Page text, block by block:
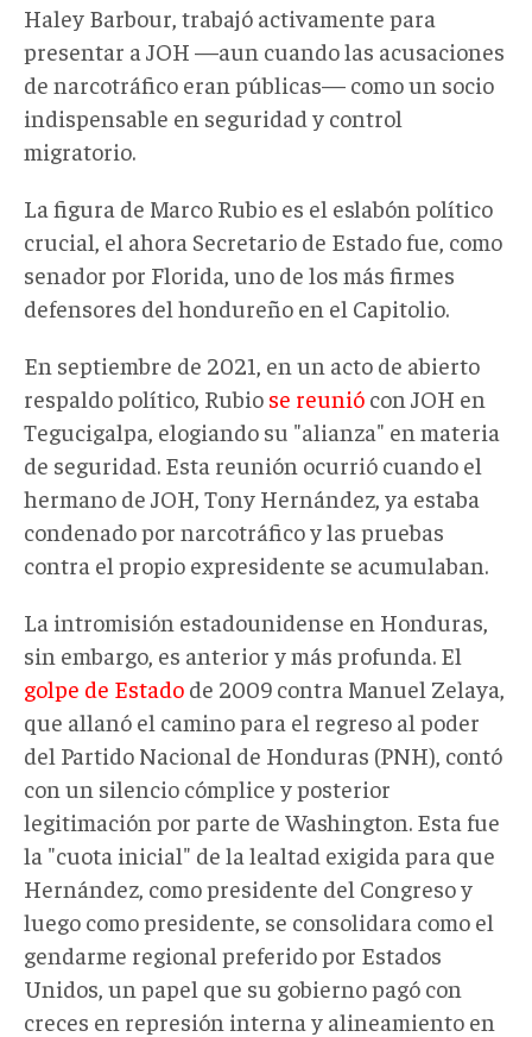
Haley Barbour, trabajó activamente para
presentar a JOH —aun cuando las acusaciones
de narcotráfico eran públicas— como un socio
indispensable en seguridad y control
migratorio.
La figura de Marco Rubio es el eslabón político
crucial, el ahora Secretario de Estado fue, como
senador por Florida, uno de los más firmes
defensores del hondureño en el Capitolio.
En septiembre de 2021, en un acto de abierto
respaldo político, Rubio se reunió con JOH en
Tegucigalpa, elogiando su "alianza" en materia
de seguridad. Esta reunión ocurrió cuando el
hermano de JOH, Tony Hernández, ya estaba
condenado por narcotráfico y las pruebas
contra el propio expresidente se acumulaban.
La intromisión estadounidense en Honduras,
sin embargo, es anterior y más profunda. El
golpe de Estado de 2009 contra Manuel Zelaya,
que allanó el camino para el regreso al poder
del Partido Nacional de Honduras (PNH), contó
con un silencio cómplice y posterior
legitimación por parte de Washington. Esta fue
la "cuota inicial" de la lealtad exigida para que
Hernández, como presidente del Congreso y
luego como presidente, se consolidara como el
gendarme regional preferido por Estados
Unidos, un papel que su gobierno pagó con
creces en represión interna y alineamiento en